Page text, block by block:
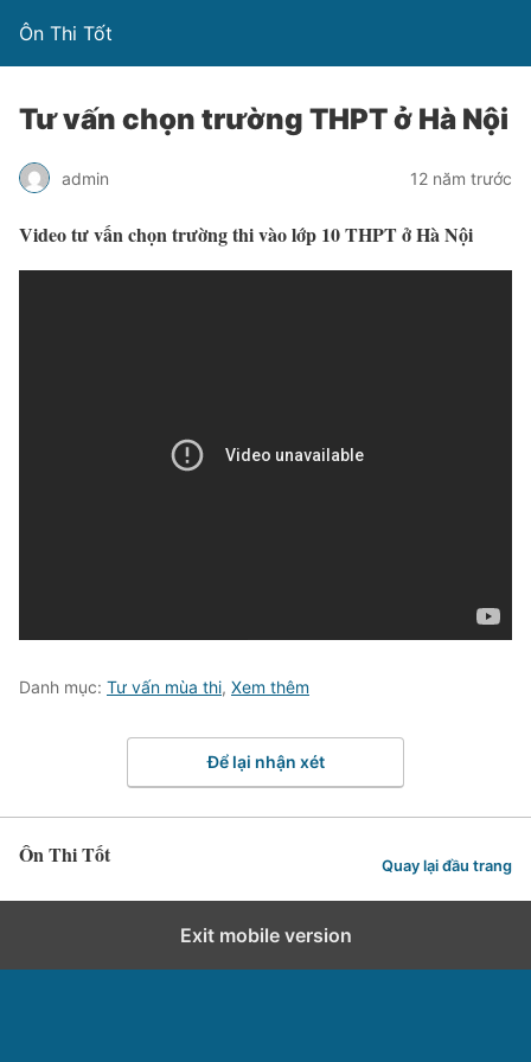
Ôn Thi Tốt
Tư vấn chọn trường THPT ở Hà Nội
admin 12 năm trước
Video tư vấn chọn trường thi vào lớp 10 THPT ở Hà Nội
Danh mục: Tư vấn mùa thi, Xem thêm
Để lại nhận xét
Ôn Thi Tốt Quay lại đầu trang
Exit mobile version